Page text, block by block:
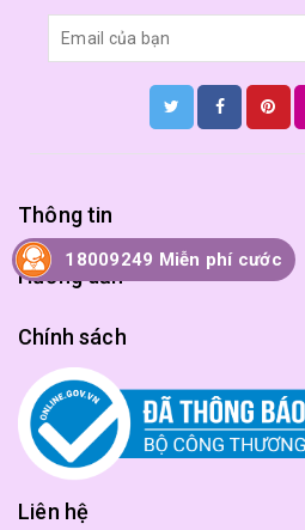
Thông tin
Hướng dẫn
Chính sách
Liên hệ
18009249 Miễn phí cước